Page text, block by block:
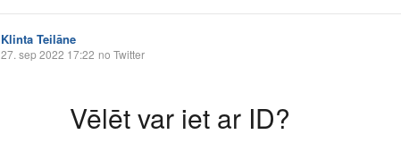
Klinta Teilāne
27. sep 2022 17:22 no Twitter
Vēlēt var iet ar ID?